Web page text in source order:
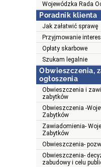
Wojewódzka Rada
Poradnik klienta
Jak załatwić sprawę
Przyjmowanie
Opłaty skarbowe
Szukam legalnie
Obwieszczenia,
ogłoszenia
Obwieszczenia i
zabytków
Obwieszczenia -
Zabytków
Zawiadomienia-
Zabytków
Obwieszczenia-
Obwieszczenia-
zabudowy i celu